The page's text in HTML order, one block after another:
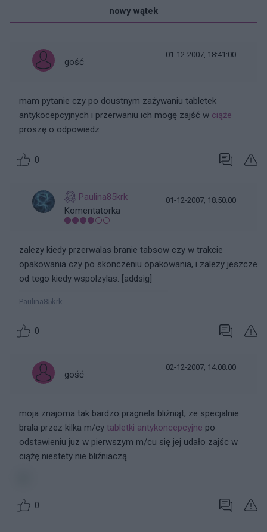
nowy wątek
gość
01-12-2007, 18:41:00
mam pytanie czy po doustnym zażywaniu tabletek
antykocepcyjnych i przerwaniu ich mogę zajść w ciąże
proszę o odpowiedz
0
Paulina85krk
Komentatorka
01-12-2007, 18:50:00
zalezy kiedy przerwalas branie tabsow czy w trakcie
opakowania czy po skonczeniu opakowania, i zalezy jeszcze
od tego kiedy wspolzylas. [addsig]
Paulina85krk
0
gość
02-12-2007, 14:08:00
moja znajoma tak bardzo pragnela bliżniąt, ze specjalnie
brala przez kilka m/cy tabletki antykoncepcyjne po
odstawieniu juz w pierwszym m/cu się jej udało zajśc w
ciążę niestety nie bliźniaczą
0